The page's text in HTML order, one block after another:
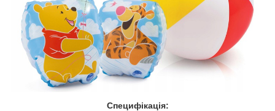
Специфікація: